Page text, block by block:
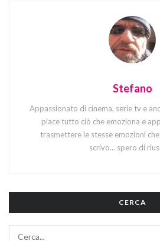
Stefano
Appassionato di cinema, serie tv e
piace tutto ciò che emoziona e
trasmettere le stesse emozioni
scrivo... spero di
CERCA